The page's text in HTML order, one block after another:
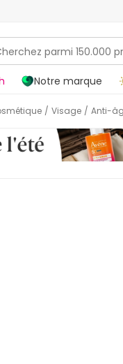
Notre marque
/ Visage / Anti-